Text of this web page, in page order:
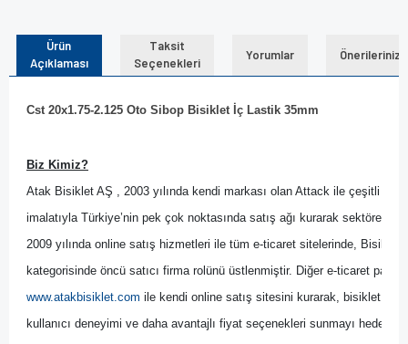
Ürün
Açıklaması
Taksit
Seçenekleri
Yorumlar Önerileriniz
Cst 20x1.75-2.125 Oto Sibop Bisiklet İç Lastik 35mm
Biz Kimiz?
Atak Bisiklet AŞ , 2003 yılında kendi markası olan Attack ile çeşitli
imalatıyla Türkiye’nin pek çok noktasında satış ağı kurarak sektöre
2009 yılında online satış hizmetleri ile tüm e-ticaret sitelerinde,
kategorisinde öncü satıcı firma rolünü üstlenmiştir. Diğer e-ticaret
www.atakbisiklet.com ile kendi online satış sitesini kurarak, bisiklet
kullanıcı deneyimi ve daha avantajlı fiyat seçenekleri sunmayı